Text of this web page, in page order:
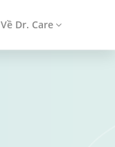
Về Dr. Care